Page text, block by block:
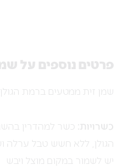
פרטים נוספים על
שמן זית ממטעים ברמת הגולן.
כשרויות:
כשר למהדרין
הגולן, ללא חשש טבל ערלה
יש לשמור במקום מוצל ויבש